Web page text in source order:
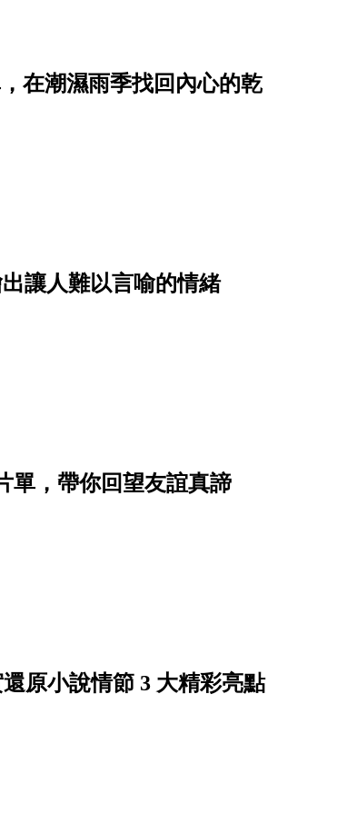
在潮濕雨季找回內心的乾
讓人難以言喻的情緒
單，帶你回望友誼真諦
原小說情節 3 大精彩亮點